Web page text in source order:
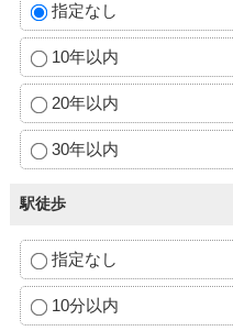
指定なし
10年以内
20年以内
30年以内
駅徒歩
指定なし
10分以内